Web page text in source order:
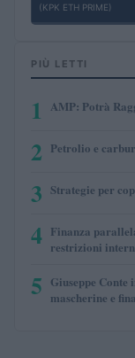
(KPK ETH PRIME)
PIÙ LETTI
1 AMP: Potrà
2 Petrolio e
3 Strategie per
4 Finanza
restrizioni
5 Giuseppe
mascherine e